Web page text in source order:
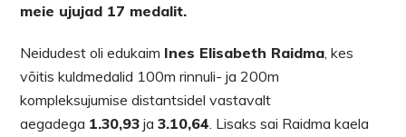
meie ujujad 17 medalit.
Neidudest oli edukaim Ines Elisabeth Raidma , kes
võitis kuldmedalid 100m rinnuli- ja 200m
kompleksujumise distantsidel vastavalt
aegadega 1.30,93 ja3.10,64 . Lisaks sai Raidma kaela